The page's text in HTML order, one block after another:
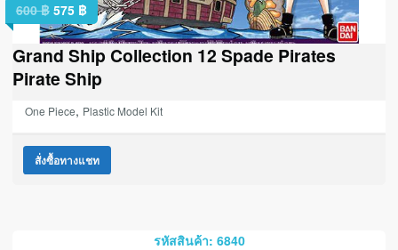
600฿ 575 ฿
Grand Ship Collection 12 Spade Pirates
Pirate Ship
One Piece, Plastic Model Kit
สั่งซื้อทางแชท
รหัสสินค้า: 6840